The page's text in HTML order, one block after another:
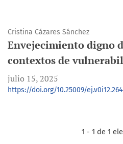
Cristina Cázares Sánchez
Envejecimiento digno
contextos de
julio 15, 2025
https://doi.org/10.25009/
1 - 1 de 1